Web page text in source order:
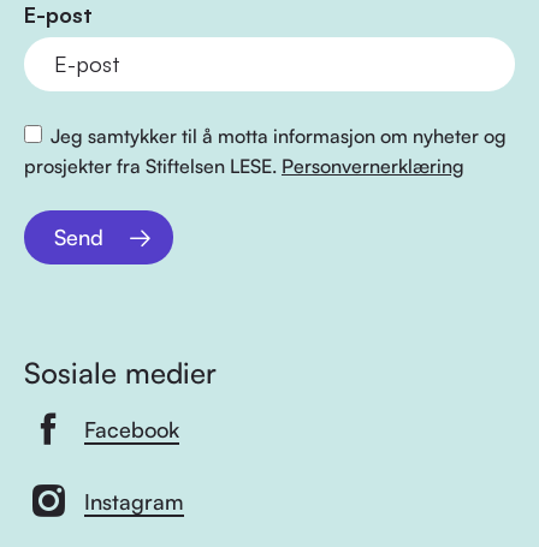
E-post
Jeg samtykker til å motta informasjon om nyheter og
prosjekter fra Stiftelsen LESE. Personvernerklæring
Send
Sosiale medier
Facebook
Instagram